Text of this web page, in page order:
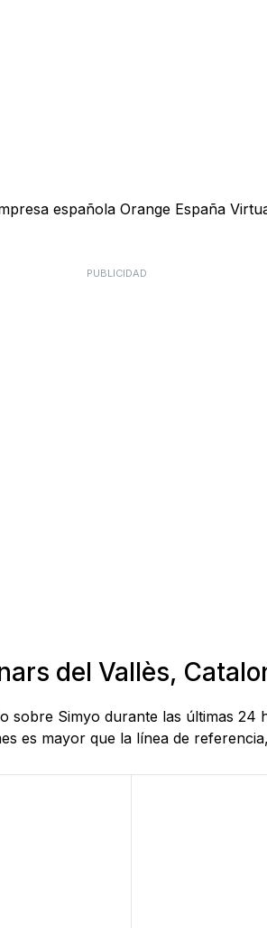
española Orange España
PUBLICIDAD
del Vallès,
Simyo durante las últimas 24
es mayor que la línea de